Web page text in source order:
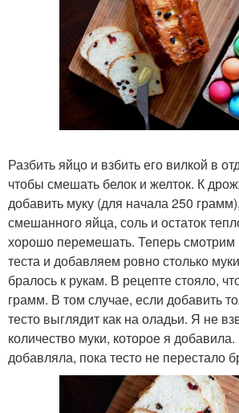
Разбить яйцо и взбить его вилкой в
чтобы смешать белок и желток. К
добавить муку (для начала 250
смешанного яйца, соль и остаток
хорошо перемешать. Теперь смотрим
теста и добавляем ровно столько
бралось к рукам. В рецепте стояло,
грамм. В том случае, если добавить
тесто выглядит как на оладьи. Я не
количество муки, которое я
добавляла, пока тесто не перестало